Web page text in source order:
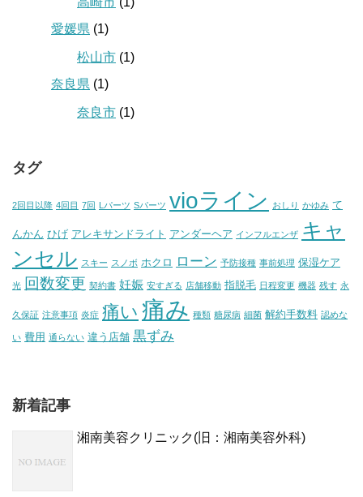
愛媛県 (1)
松山市 (1)
奈良県 (1)
奈良市 (1)
タグ
2回目以降 4回目 7回 Lパーツ Sパーツ vioライン おしり かゆみ て
んかん ひげ アレキサンドライト アンダーヘア インフルエンザ キャ
ンセル スキー スノボ ホクロ ローン 予防接種 事前処理 保湿ケア
光 回数変更 契約書 妊娠 安すぎる 店舗移動 指脱毛 日程変更 機器 残す 永
久保証 注意事項 炎症 痛い 痛み 種類 糖尿病 細菌 解約手数料 認めな
い 費用 通らない 違う店舗 黒ずみ
新着記事
湘南美容クリニック(旧：湘南美容外科)